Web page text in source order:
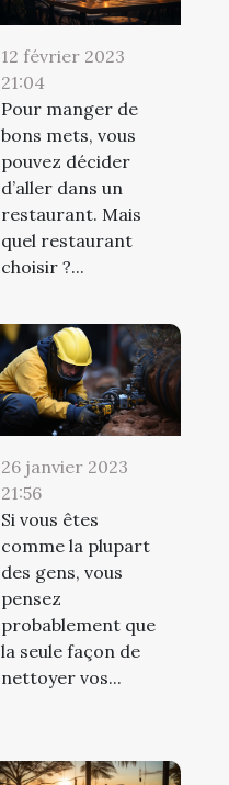
12 février 2023
21:04
Pour manger de
bons mets, vous
pouvez décider
d’aller dans un
restaurant. Mais
quel restaurant
choisir ?...
26 janvier 2023
21:56
Si vous êtes
comme la plupart
des gens, vous
pensez
probablement que
la seule façon de
nettoyer vos...